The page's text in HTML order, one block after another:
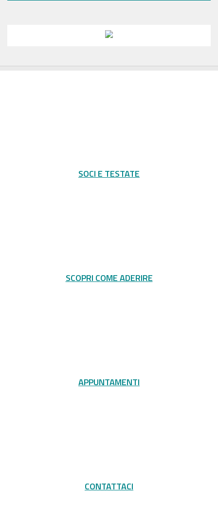
SOCI E TESTATE
SCOPRI COME ADERIRE
APPUNTAMENTI
CONTATTACI